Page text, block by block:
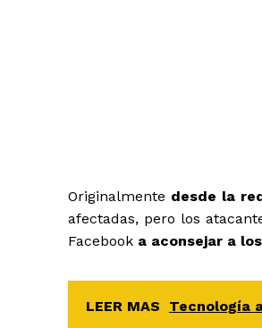
Originalmente desde la
afectadas, pero los
Facebook a aconsejar a
LEER MAS Tecnología